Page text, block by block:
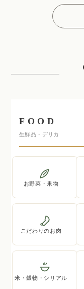
FOOD
生鮮品・デリカ
お野菜・果物
こだわりのお肉
米・穀物・シリアル